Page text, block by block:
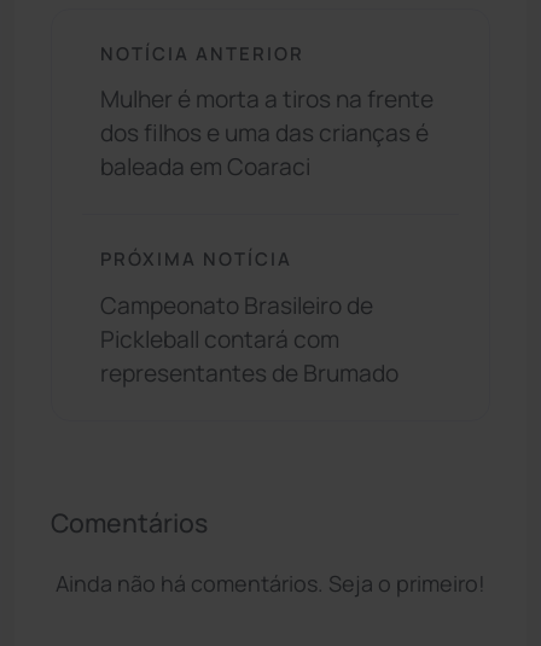
NOTÍCIA ANTERIOR
Mulher é morta a tiros na frente
dos filhos e uma das crianças é
baleada em Coaraci
PRÓXIMA NOTÍCIA
Campeonato Brasileiro de
Pickleball contará com
representantes de Brumado
Comentários
Ainda não há comentários. Seja o primeiro!